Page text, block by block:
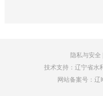
隐私与安全
技术支持：辽宁省水
网站备案号：辽